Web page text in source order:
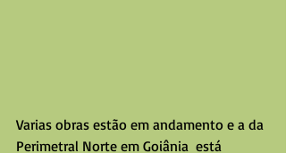
Varias obras estão em andamento e a da
Perimetral Norte em Goiânia  está